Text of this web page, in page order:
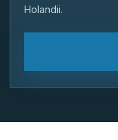
Holandii.